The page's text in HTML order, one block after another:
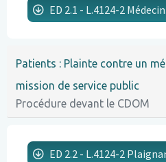
ED 2.1 - L.4124-2
Patients : Plainte contre un
mission de service public
Procédure devant le CDOM
ED 2.2 - L.4124-2